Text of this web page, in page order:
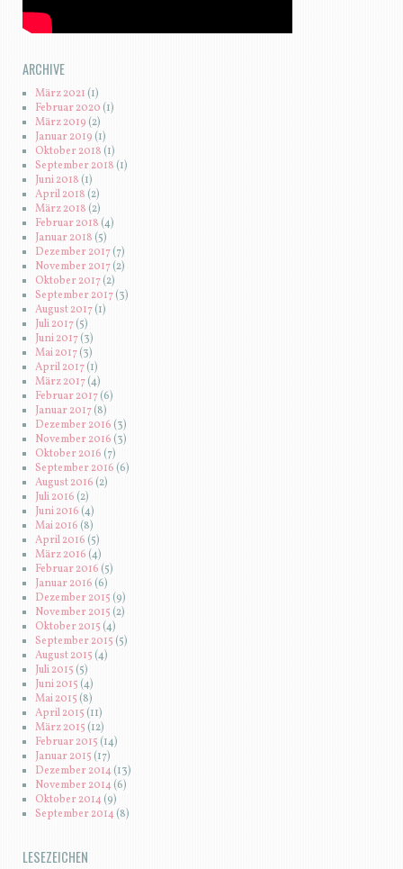
ARCHIVE
März 2021(1)
Februar 2020 (1)
März 2019 (2)
Januar 2019 (1)
Oktober 2018(1)
September 2018 (1)
Juni 2018 (1)
April 2018(2)
März 2018 (2)
Februar 2018(4)
Januar 2018 (5)
Dezember 2017(7)
November 2017(2)
Oktober 2017(2)
September 2017(3)
August 2017(1)
Juli 2017(5)
Juni 2017(3)
Mai 2017(3)
April 2017(1)
März 2017(4)
Februar 2017(6)
Januar 2017(8)
Dezember 2016 (3)
November 2016 (3)
Oktober 2016(7)
September 2016 (6)
August 2016(2)
Juli 2016(2)
Juni 2016 (4)
Mai 2016 (8)
April 2016(5)
März 2016 (4)
Februar 2016(5)
Januar 2016 (6)
Dezember 2015 (9)
November 2015 (2)
Oktober 2015 (4)
September 2015 (5)
August 2015 (4)
Juli 2015 (5)
Juni 2015 (4)
Mai 2015(8)
April 2015 (11)
März 2015 (12)
Februar 2015 (14)
Januar 2015 (17)
Dezember 2014(13)
November 2014(6)
Oktober 2014(9)
September 2014(8)
LESEZEICHEN